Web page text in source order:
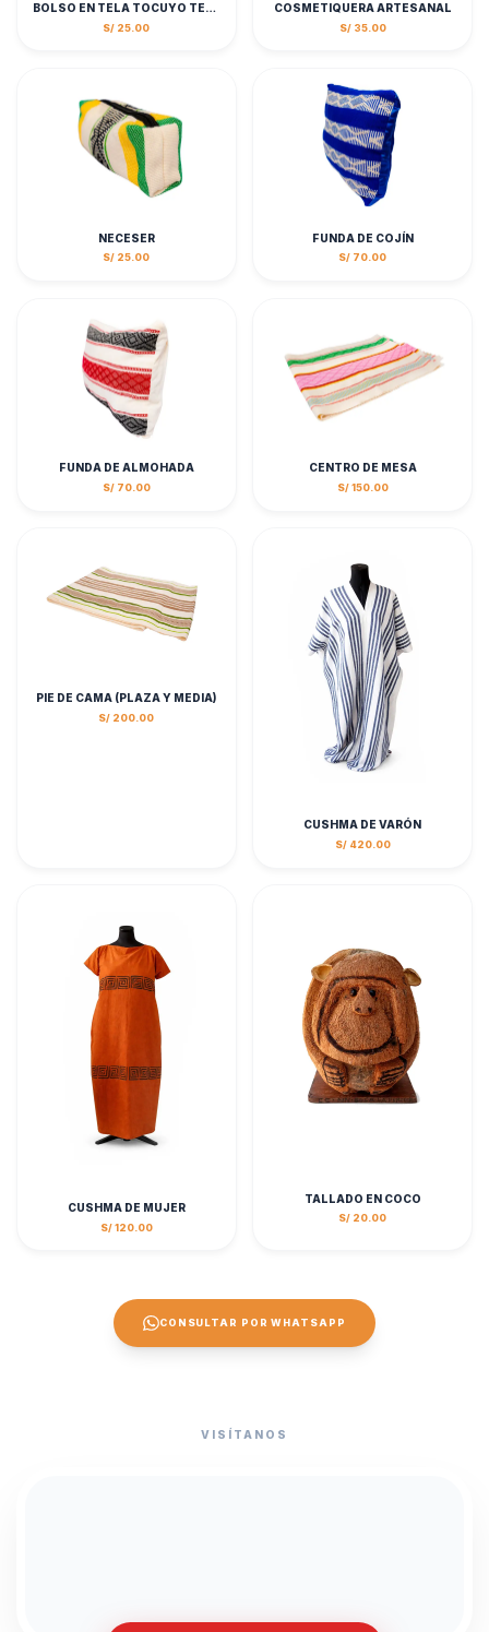
BOLSO EN TELA TOCUYO TEÑIDO
S/ 25.00
COSMETIQUERA ARTESANAL
S/ 35.00
NECESER
S/ 25.00
FUNDA DE COJÍN
S/ 70.00
FUNDA DE ALMOHADA
S/ 70.00
CENTRO DE MESA
S/ 150.00
PIE DE CAMA (PLAZA Y MEDIA)
S/ 200.00
CUSHMA DE VARÓN
S/ 420.00
CUSHMA DE MUJER
S/ 120.00
TALLADO EN COCO
S/ 20.00
CONSULTAR POR WHATSAPP
VISÍTANOS